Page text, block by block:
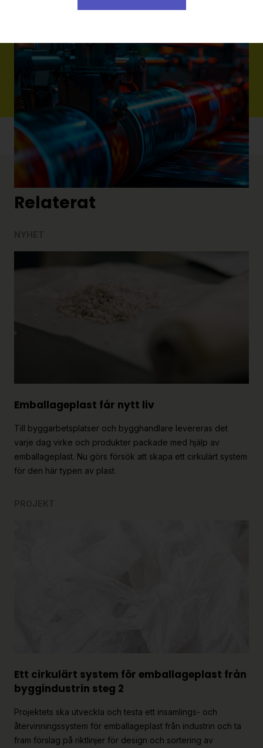
Pågående
Relaterat
Emballageplast får nytt liv
Till byggarbetsplatser och bygghandlare levereras det
varje dag virke och produkter packade med hjälp av
emballageplast. Nu görs försök att skapa ett cirkulärt system
för den här typen av plast.
Ett cirkulärt system för emballageplast från
byggindustrin steg 2
Projektets ska utveckla och testa ett insamlings- och
återvinningssystem för emballageplast från industrin och ta
fram förslag på riktlinjer för design och sortering av